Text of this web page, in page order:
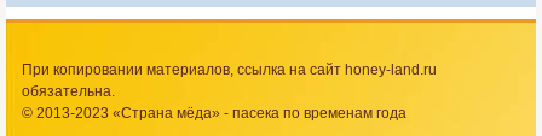
При копировании материалов, ссылка на сайт honey-land.ru
обязательна.
© 2013-2023 «Страна мёда» - пасека по временам года